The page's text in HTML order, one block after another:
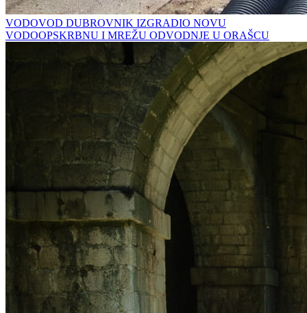
VODOVOD DUBROVNIK IZGRADIO NOVU
VODOOPSKRBNU I MREŽU ODVODNJE U ORAŠCU